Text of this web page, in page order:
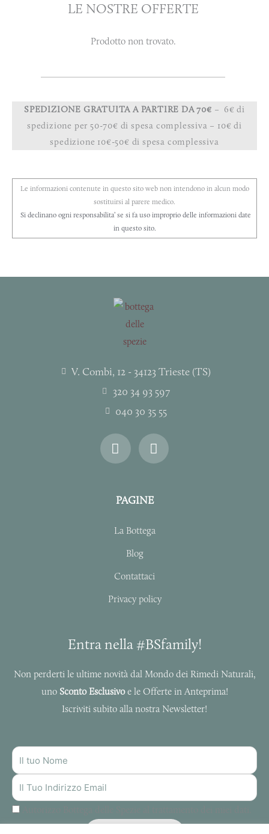
LE NOSTRE OFFERTE
Prodotto non trovato.
SPEDIZIONE GRATUITA A PARTIRE DA 70€ – 6€ di
spedizione per 50-70€ di spesa complessiva – 10€ di
spedizione 10€-50€ di spesa complessiva
Le informazioni contenute in questo sito web non intendono in alcun modo
sostituirsi al parere medico.
Si declinano ogni responsabilita’ se si fa uso improprio delle informazioni date
in questo sito.
V. Combi, 12 - 34123 Trieste (TS)
320 34 93 597
040 30 35 55
I
n
s
a
g
a
F
a
c
b
o
k
PAGINE
La Bottega
Blog
Contattaci
Privacy policy
Entra nella #BSfamily!
Non perderti le ultime novità dal Mondo dei Rimedi Naturali,
uno Sconto Esclusivoe le Offerte in Anteprima!
Iscriviti subito alla nostra Newsletter!
NOME
INDIRIZZO
MAIL